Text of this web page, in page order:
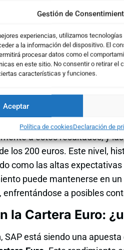
Gestión de
experiencias, utilizamos
a la información del dispositivo. El
procesar datos como el
en este sitio. No consentir o retirar el
características y funciones.
Aceptar
Política de cookiesDeclaración de
crecimiento
interanual en el tercer
la necesidad de seguir
resultados han superado
de su división de cloud
Sin embargo, esta
a gigantes
a estos resultados, y
los 200 euros. Este nivel,
como las altas
puede mantenerse en
a posibles
la Cartera Euro:
SAP está siendo una